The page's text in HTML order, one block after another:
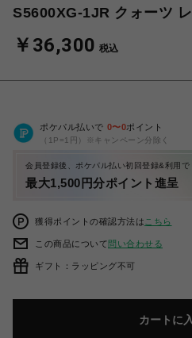
S5600XG-1JR クォーツ
￥36,300 税込
ポケパル払いで 0〜0ポイント
（1P=1円）※キャンペーン分除く
会員登録後、ポケパル払い初回登録&利用で
最大1,500円分ポイント進呈
獲得ポイントの確認方法は こちら
この商品について問い合わせる
ギフト：ラッピング不可
カートに